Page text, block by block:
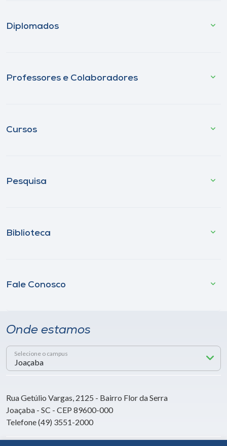
Diplomados
Professores e Colaboradores
Cursos
Pesquisa
Biblioteca
Fale Conosco
Onde estamos
Selecione o campus
Rua Getúlio Vargas, 2125 - Bairro Flor da Serra
Joaçaba - SC - CEP 89600-000
Telefone (49) 3551-2000